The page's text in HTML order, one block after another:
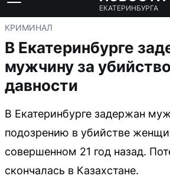
ЕКАТЕРИНБУРГА
КРИМИНАЛ
В Екатеринбурге
мужчину за
давности
В Екатеринбурге задержан
подозрению в убийстве
совершенном 21 год назад.
скончалась в Казахстане.